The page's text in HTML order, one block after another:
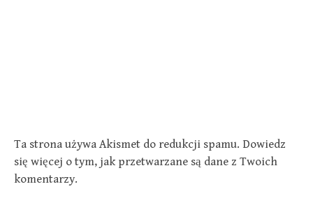
Ta strona używa Akismet do redukcji spamu. Dowiedz
się więcej o tym, jak przetwarzane są dane z Twoich
komentarzy.